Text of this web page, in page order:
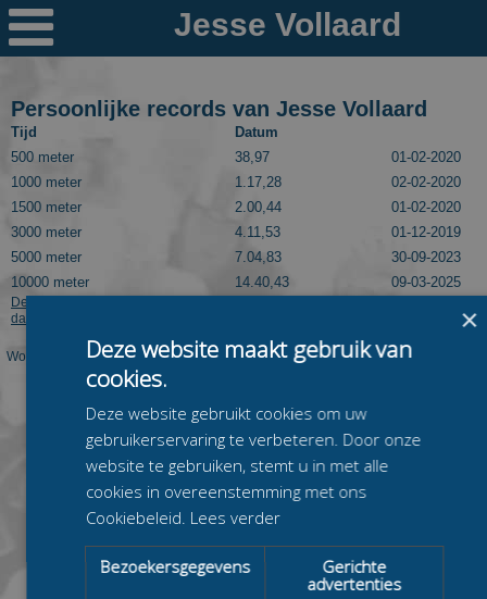

Nieuws
Ploegen
PR's
Schaatspeloton.nl
Persoonlijke records van Jesse Vollaard
Tijd
Datum
500 meter
38,97
01-02-2020
1000 meter
1.17,28
02-02-2020
1500 meter
2.00,44
01-02-2020
3000 meter
4.11,53
01-12-2019
5000 meter
7.04,83
30-09-2023
10000 meter
14.40,43 09-03-2025
Deze informatie kan worden getoond dankzij Speedskatingresults.com. Kijk
daar voor meer langebaanuitslagen van Jesse Vollaard.
Worden op deze pagina niet de juiste PR's van deze rijder getoond? Laat dit dan
even weten via
×
Deze website maakt gebruik van
cookies.
Deze website gebruikt cookies om uw
gebruikerservaring te verbeteren. Door onze
website te gebruiken, stemt u in met alle
cookies in overeenstemming met ons
Cookiebeleid. Lees verder
Bezoekersgegevens
Gerichte
advertenties